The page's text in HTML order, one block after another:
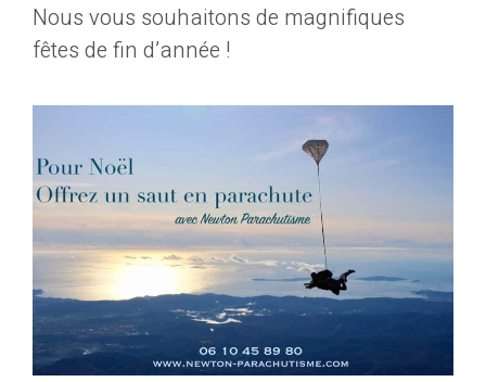
Nous vous souhaitons de magnifiques
fêtes de fin d’année !